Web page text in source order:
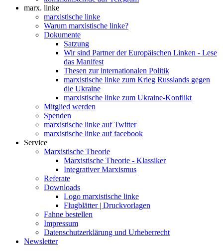
marx. linke
marxistische linke
Warum marxistische linke?
Dokumente
Satzung
Wir sind Partner der Europäischen Linken - Lese
das Manifest
Thesen zur internationalen Politik
marxistische linke zum Krieg Russlands gegen
die Ukraine
marxistische linke zum Ukraine-Konflikt
Mitglied werden
Spenden
marxistische linke auf Twitter
marxistische linke auf facebook
Service
Marxistische Theorie
Marxistische Theorie - Klassiker
Integrativer Marxismus
Referate
Downloads
Logo marxistische linke
Flugblätter | Druckvorlagen
Fahne bestellen
Impressum
Datenschutzerklärung und Urheberrecht
Newsletter